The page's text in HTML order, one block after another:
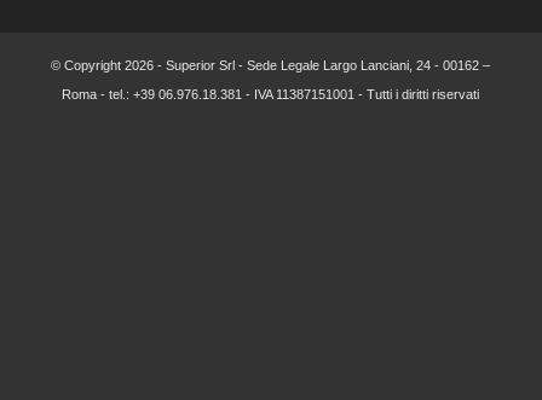
© Copyright2026 - Superior Srl - Sede Legale Largo Lanciani, 24 - 00162 –
Roma - tel.: +39 06.976.18.381 - IVA 11387151001 - Tutti i diritti riservati